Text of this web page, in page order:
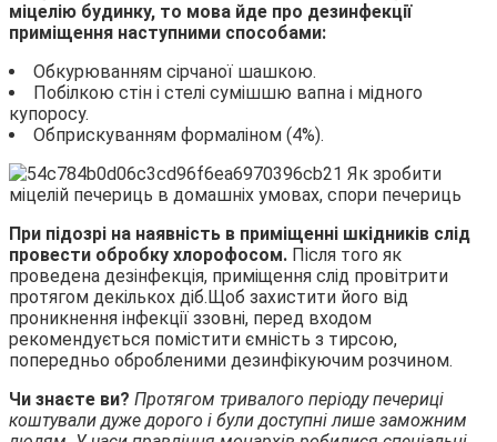
міцелію будинку, то мова йде про дезинфекції
приміщення наступними способами:
Обкурюванням сірчаної шашкою.
Побілкою стін і стелі сумішшю вапна і мідного
купоросу.
Обприскуванням формаліном (4%).
При підозрі на наявність в приміщенні шкідників слід
провести обробку хлорофосом. Після того як
проведена дезінфекція, приміщення слід провітрити
протягом декількох діб.Щоб захистити його від
проникнення інфекції ззовні, перед входом
рекомендується помістити ємність з тирсою,
попередньо обробленими дезинфікуючим розчином.
Чи знаєте ви? Протягом тривалого періоду печериці
коштували дуже дорого і були доступні лише заможним